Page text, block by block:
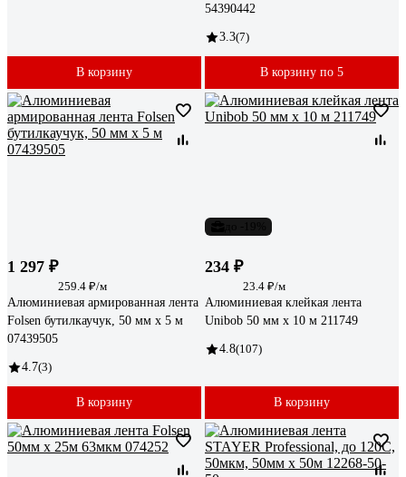
В корзину
54390442
3.3(7)
В корзину по 5
1 297 ₽
259.4 ₽/м
Алюминиевая армированная лента
Folsen бутилкаучук, 50 мм х 5 м
07439505
4.7(3)
В корзину
234 ₽
23.4 ₽/м
Алюминиевая клейкая лента
Unibob 50 мм х 10 м 211749
4.8(107)
В корзину